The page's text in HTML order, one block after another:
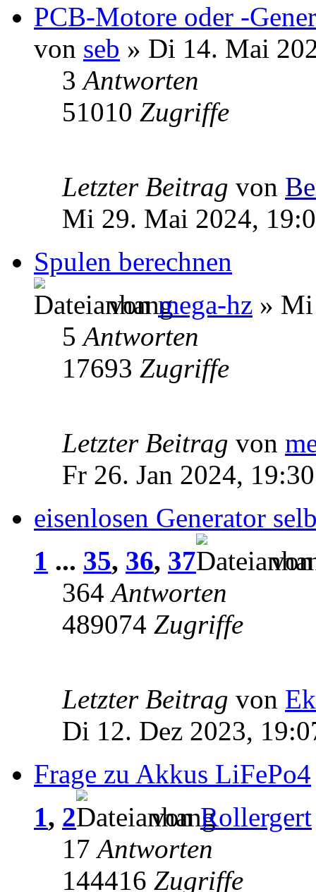
PCB-Motore oder -
von seb » Di 14. Mai
3Antworten
51010 Zugriffe
Letzter Beitrag von
Mi 29. Mai 2024,
Spulen berechnen
vonmega-hz » Mi
5Antworten
17693 Zugriffe
Letzter Beitrag von
Fr 26. Jan 2024, 19:30
eisenlosen Generator
1 ... 35, 36, 37
364Antworten
489074 Zugriffe
Letzter Beitrag von
Di 12. Dez 2023,
Frage zu Akkus LiFePo4
1, 2 vonRollergert
17Antworten
144416 Zugriffe